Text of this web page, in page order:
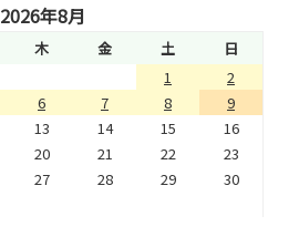
2026年8月
木 金 土
日
1
2
6 7 8
9
13 14 15
16
20 21 22
23
27 28 29
30